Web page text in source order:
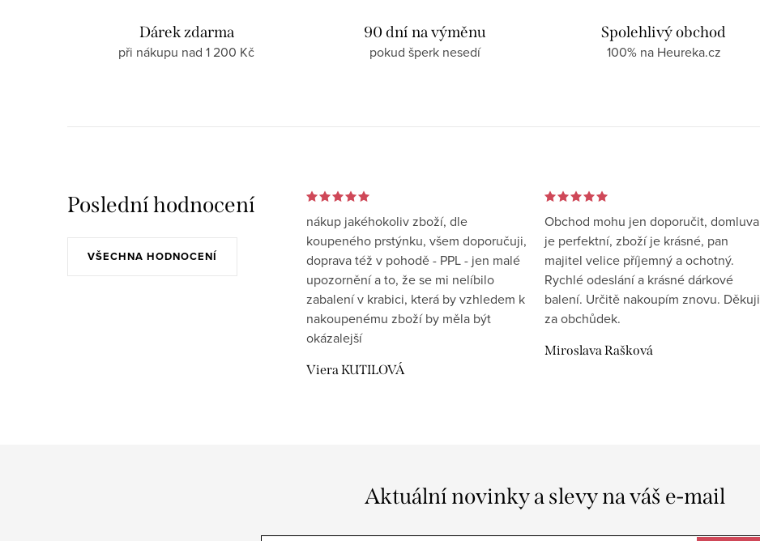
Dárek zdarma
při nákupu nad 1 200 Kč
90 dní na výměnu
pokud šperk nesedí
Spolehlivý obchod
100% na Heureka.cz
Poslední hodnocení
VŠECHNA HODNOCENÍ
nákup jakéhokoliv zboží, dle
koupeného prstýnku, všem doporučuji,
doprava též v pohodě - PPL - jen malé
upozornění a to, že se mi nelíbilo
zabalení v krabici, která by vzhledem k
nakoupenému zboží by měla být
okázalejší
Viera KUTILOVÁ
Obchod mohu jen doporučit, domluva
je perfektní, zboží je krásné, pan
majitel velice příjemný a ochotný.
Rychlé odeslání a krásné dárkové
balení. Určitě nakoupím znovu. Děkuji
za obchůdek.
Miroslava Rašková
Aktuální novinky a slevy na váš e-mail